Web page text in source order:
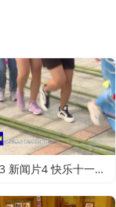
1003 新闻片4 快乐十一：寻特色旅游 享精彩假期